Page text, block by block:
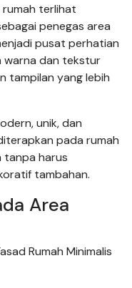
terlihat
penegas area
pusat perhatian
warna dan tekstur
tampilan yang lebih
unik, dan
pada rumah
tanpa harus
tambahan.
Area
Rumah Minimalis